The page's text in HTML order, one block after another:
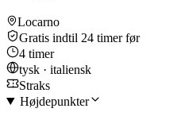
Locarno
Gratis indtil 24 timer før
4 timer
tysk · italiensk
Straks
Højdepunkter